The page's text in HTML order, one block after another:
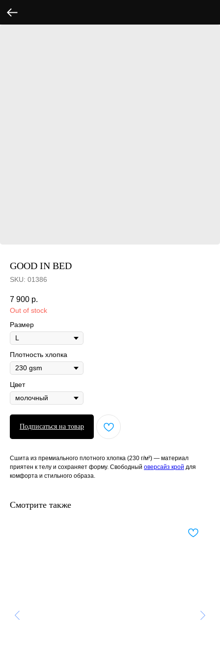
GOOD IN BED
SKU: 01386
7 900 р.
Out of stock
Размер
Плотность хлопка
Цвет
Подписаться на товар
Сшита из премиального плотного хлопка (230 г/м²) — материал
приятен к телу и сохраняет форму. Свободный оверсайз крой для
комфорта и стильного образа.
Смотрите также